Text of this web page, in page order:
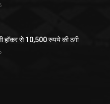
हॉकर से 10,500 रुपये की ठगी